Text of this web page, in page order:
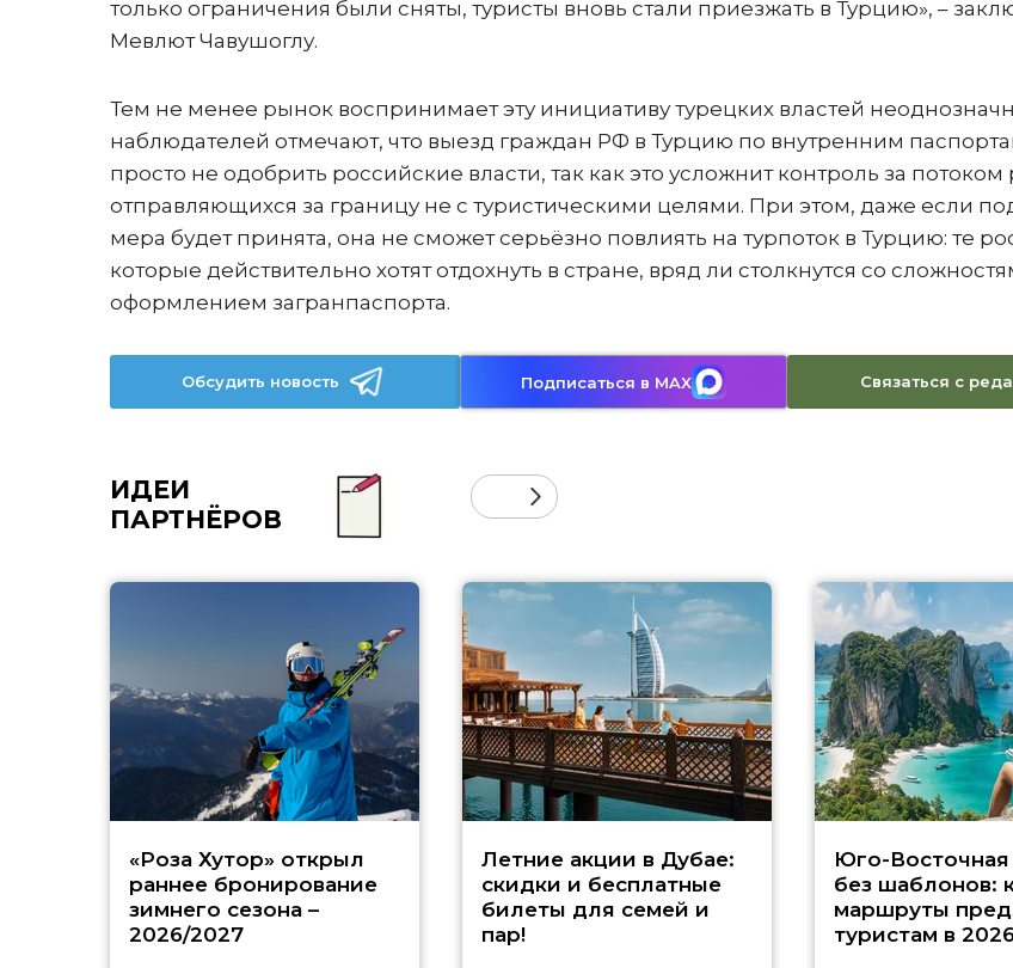
только ограничения были сняты, туристы вновь стали приезжать в Турцию», –
Мевлют Чавушоглу.
Тем не менее рынок воспринимает эту инициативу турецких властей
наблюдателей отмечают, что выезд граждан РФ в Турцию по внутренним
просто не одобрить российские власти, так как это усложнит контроль за потоком
отправляющихся за границу не с туристическими целями. При этом, даже если
мера будет принята, она не сможет серьёзно повлиять на турпоток в Турцию: те
которые действительно хотят отдохнуть в стране, вряд ли столкнутся со
оформлением загранпаспорта.
Обсудить новость Подписаться в MAX Связаться с
ИДЕИ
ПАРТНЁРОВ
«Роза Хутор» открыл
раннее бронирование
зимнего сезона –
2026/2027
Летние акции в Дубае:
скидки и бесплатные
билеты для семей и
пар!
Юго-Восточная
без шаблонов:
маршруты
туристам в